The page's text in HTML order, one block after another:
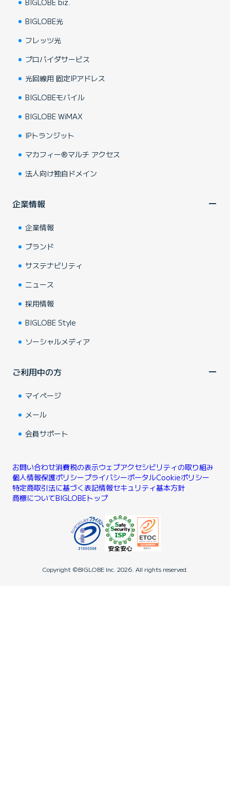
BIGLOBE biz.
BIGLOBE光
フレッツ光
プロバイダサービス
光回線用 固定IPアドレス
BIGLOBEモバイル
BIGLOBE WiMAX
IPトランジット
マカフィー®マルチ アクセス
法人向け独自ドメイン
企業情報
企業情報
ブランド
サステナビリティ
ニュース
採用情報
BIGLOBE Style
ソーシャルメディア
ご利用中の方
マイページ
メール
会員サポート
お問い合わせ消費税の表示ウェブアクセシビリティの取り組み
個人情報保護ポリシープライバシーポータルCookieポリシー
特定商取引法に基づく表記情報セキュリティ基本方針
商標についてBIGLOBEトップ
Copyright ©BIGLOBE Inc. 2026. All rights reserved.